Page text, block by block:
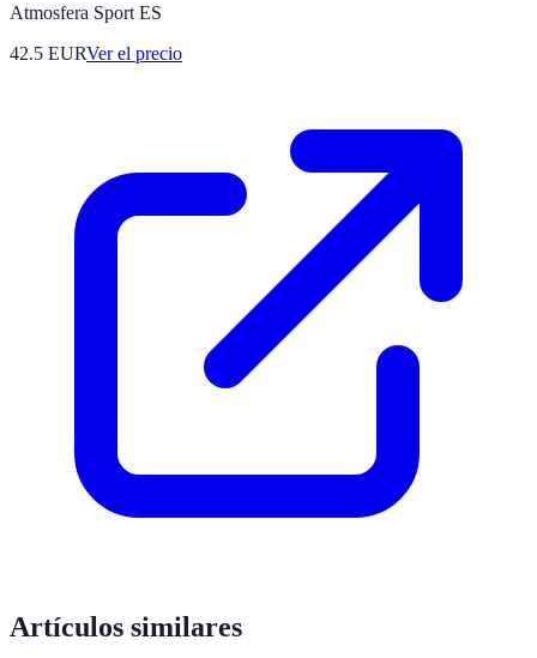
Atmosfera Sport ES
42.5 EURVer el precio
Artículos similares